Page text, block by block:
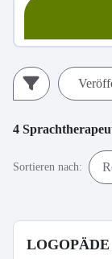
4
Sortieren nach: